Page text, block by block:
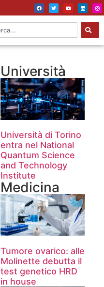
Università
Università di Torino
entra nel National
Quantum Science
and Technology
Institute
Medicina
Tumore ovarico: alle
Molinette debutta il
test genetico HRD
in house